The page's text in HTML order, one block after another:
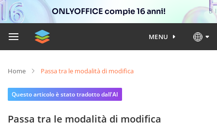
ONLYOFFICE compie 16 anni!
MENU
Home Passa tra le modalità di modifica
Questo articolo è stato tradotto dall'AI
Passa tra le modalità di modifica